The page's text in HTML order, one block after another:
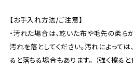
【お手入れ方法/ご注意】
・汚れた場合は、乾いた布や毛先の柔ら
汚れを落としてください。汚れによって
ると落ちる場合もあります。 （強く擦る